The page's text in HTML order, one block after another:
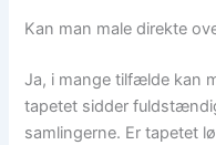
Kan man male direkte
Ja, i mange tilfælde kan
tapetet sidder
samlingerne. Er tapetet